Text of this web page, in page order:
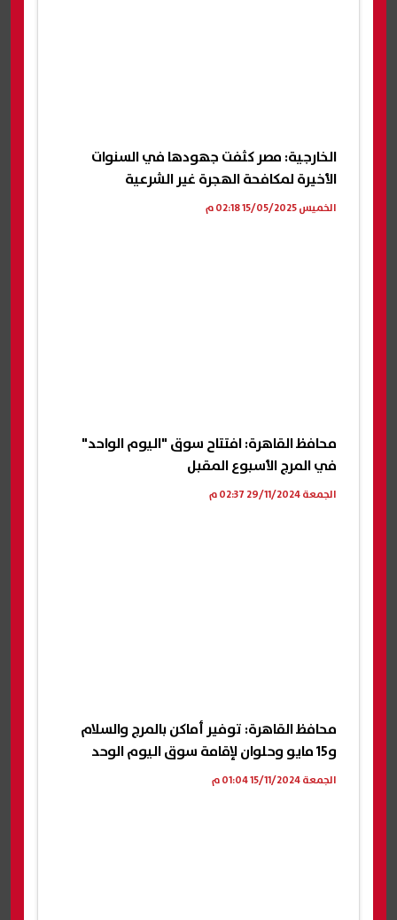
الخارجية: مصر كثفت جهودها في السنوات
الأخيرة لمكافحة الهجرة غير الشرعية
الخميس 15/05/2025 02:18 م
محافظ القاهرة: افتتاح سوق "اليوم الواحد"
في المرج الأسبوع المقبل
الجمعة 29/11/2024 02:37 م
محافظ القاهرة: توفير أماكن بالمرج والسلام
و15 مايو وحلوان لإقامة سوق اليوم الوحد
الجمعة 15/11/2024 01:04 م